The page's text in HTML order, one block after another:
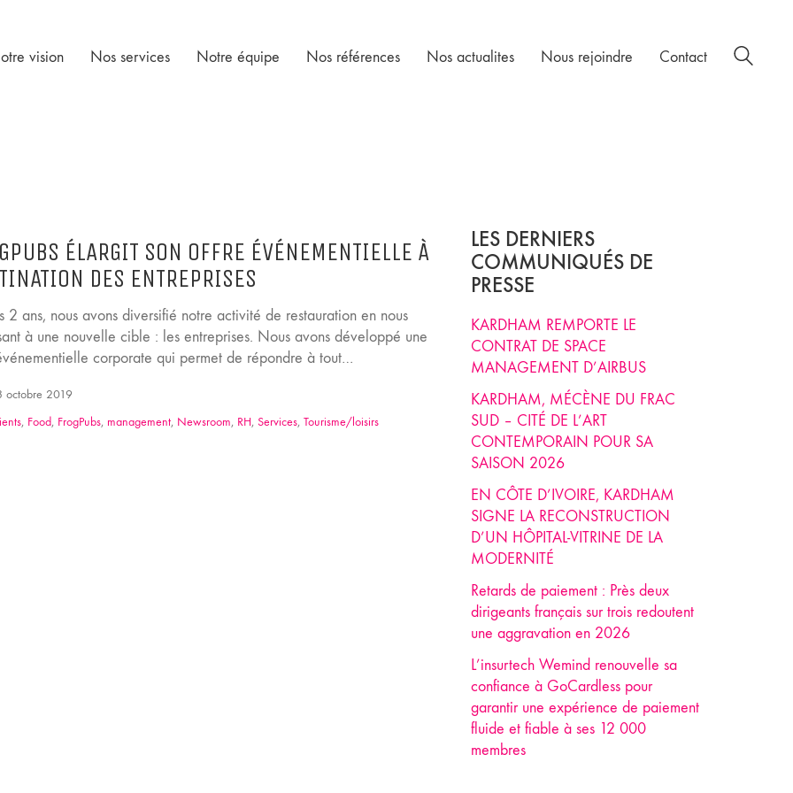
vision Nos services Notre équipe Nos références Nos actualites Nous rejoindre Contact
ÉLARGIT SON OFFRE ÉVÉNEMENTIELLE À
DES ENTREPRISES
2 ans, nous avons diversifié notre activité de restauration en nous
à une nouvelle cible : les entreprises. Nous avons développé une
corporate qui permet de répondre à tout…
2019
, Food, FrogPubs, management, Newsroom, RH, Services,Tourisme/loisirs
LES DERNIERS
COMMUNIQUÉS DE
PRESSE
KARDHAM REMPORTE LE
CONTRAT DE SPACE
MANAGEMENT D’AIRBUS
KARDHAM, MÉCÈNE DU FRAC
SUD – CITÉ DE L’ART
CONTEMPORAIN POUR SA
SAISON 2026
EN CÔTE D’IVOIRE, KARDHAM
SIGNE LA RECONSTRUCTION
D’UN HÔPITAL-VITRINE DE LA
MODERNITÉ
Retards de paiement : Près deux
dirigeants français sur trois redoutent
une aggravation en 2026
L’insurtech Wemind renouvelle sa
confiance à GoCardless pour
garantir une expérience de paiement
fluide et fiable à ses 12 000
membres